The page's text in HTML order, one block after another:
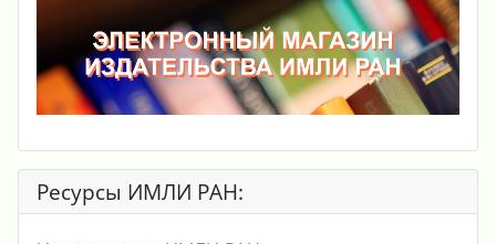
Ресурсы ИМЛИ РАН: